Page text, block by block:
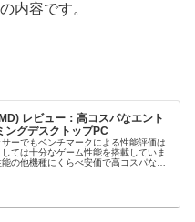
内容です。
レビュー：高コスパなエント
ングデスクトップPC
サーでもベンチマークによる性能評価は
ては十分なゲーム性能を搭載していま
の他機種にくらべ安価で高コスパなと